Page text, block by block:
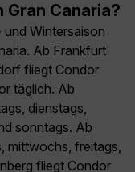
Gran Canaria?
und Wintersaison
Ab Frankfurt
fliegt Condor
täglich. Ab
dienstags,
sonntags. Ab
mittwochs, freitags,
fliegt Condor